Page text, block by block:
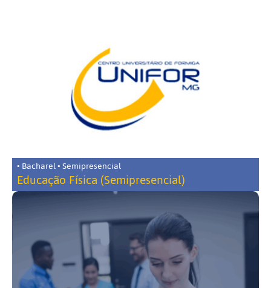
• Bacharel • Semipresencial
Educação Física (Semipresencial)